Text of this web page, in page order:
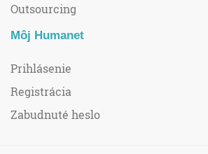
Outsourcing
Môj Humanet
Prihlásenie
Registrácia
Zabudnuté heslo